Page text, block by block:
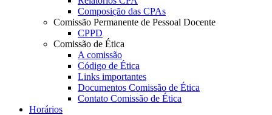
Composição das CPAs
Comissão Permanente de Pessoal Docente
CPPD
Comissão de Ética
A comissão
Código de Ética
Links importantes
Documentos Comissão de Ética
Contato Comissão de Ética
Horários